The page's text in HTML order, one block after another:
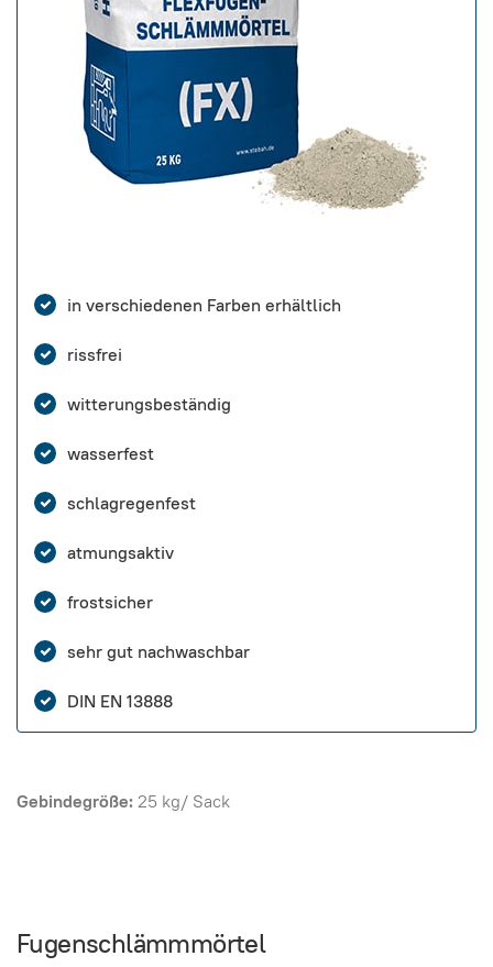
in verschiedenen Farben erhältlich
rissfrei
witterungsbeständig
wasserfest
schlagregenfest
atmungsaktiv
frostsicher
sehr gut nachwaschbar
DIN EN 13888
Gebindegröße:25 kg/ Sack
Fugenschlämmmörtel